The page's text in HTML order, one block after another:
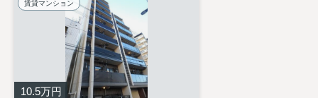
賃貸マンション
10.5万円